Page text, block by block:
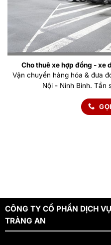
Cho thuê xe hợp đồng - xe
Vận chuyển hàng hóa & đưa
Nội - Ninh Binh. Tần
CÔNG TY CỔ PHẦN DỊCH
TRÀNG AN